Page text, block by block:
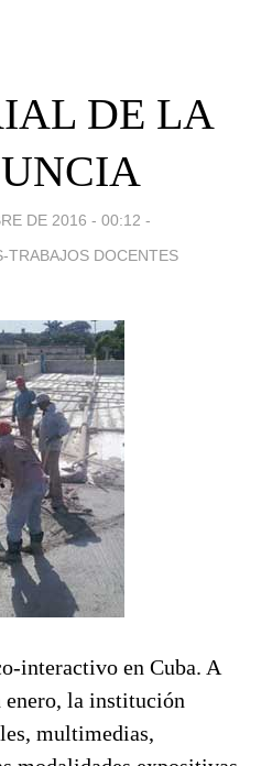
DE LA
DE 2016 - 00:12 -
TRABAJOS DOCENTES
interactivo en Cuba. A
enero, la institución
multimedias,